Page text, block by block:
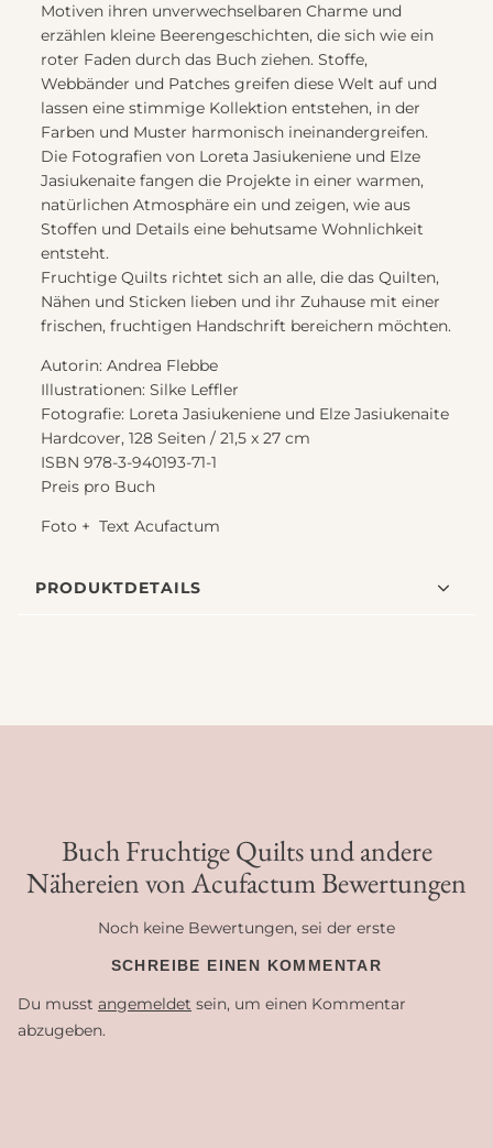
Motiven ihren unverwechselbaren Charme und
erzählen kleine Beerengeschichten, die sich wie ein
roter Faden durch das Buch ziehen. Stoffe,
Webbänder und Patches greifen diese Welt auf und
lassen eine stimmige Kollektion entstehen, in der
Farben und Muster harmonisch ineinandergreifen.
Die Fotografien von Loreta Jasiukeniene und Elze
Jasiukenaite fangen die Projekte in einer warmen,
natürlichen Atmosphäre ein und zeigen, wie aus
Stoffen und Details eine behutsame Wohnlichkeit
entsteht.
Fruchtige Quilts richtet sich an alle, die das Quilten,
Nähen und Sticken lieben und ihr Zuhause mit einer
frischen, fruchtigen Handschrift bereichern möchten.
Autorin: Andrea Flebbe
Illustrationen: Silke Leffler
Fotografie: Loreta Jasiukeniene und Elze Jasiukenaite
Hardcover, 128 Seiten / 21,5 x 27 cm
ISBN 978-3-940193-71-1
Preis pro Buch
Foto + Text Acufactum
PRODUKTDETAILS
Buch Fruchtige Quilts und andere
Nähereien von Acufactum Bewertungen
Noch keine Bewertungen, sei der erste
SCHREIBE EINEN KOMMENTAR
Du musst angemeldet sein, um einen Kommentar
abzugeben.